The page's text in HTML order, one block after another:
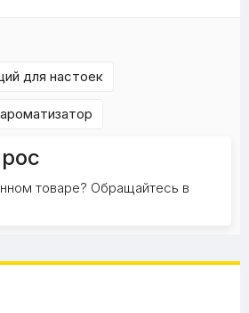
для настоек
ароматизатор
товаре? Обращайтесь в